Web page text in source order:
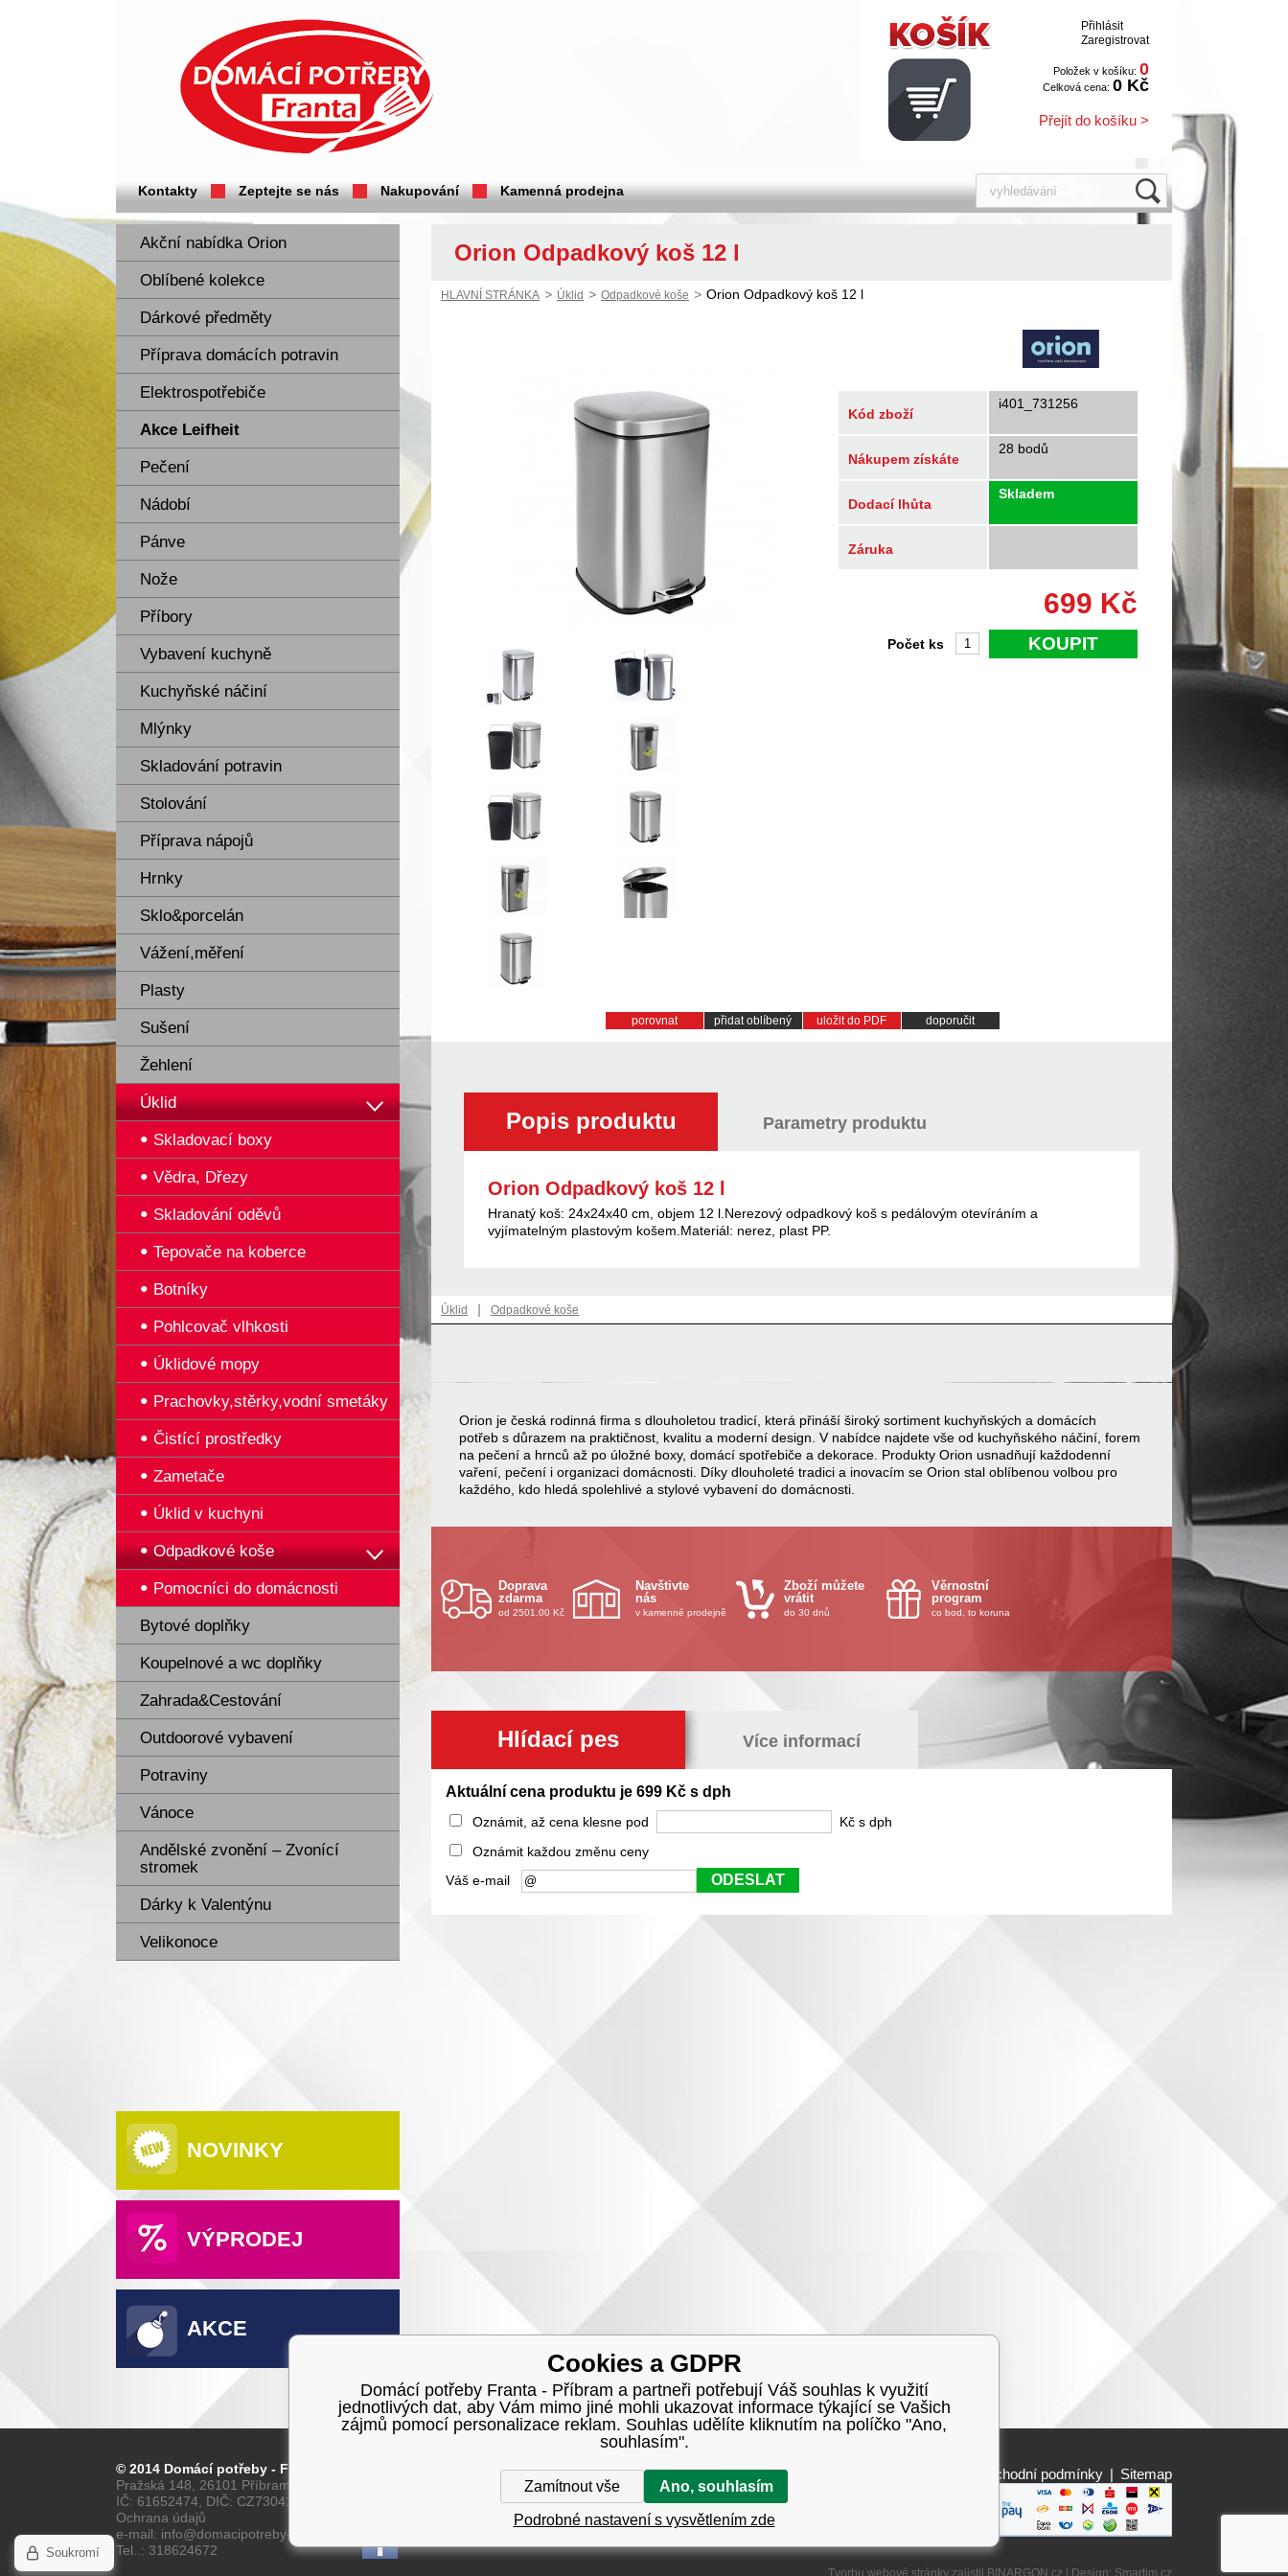
Přihlásit
Zaregistrovat
Položek v košíku: 0
Celková cena: 0 Kč
Přejít do košíku >
Kontakty Zeptejte se nás Nakupování Kamenná prodejna
Akční nabídka Orion
Oblíbené kolekce
Dárkové předměty
Příprava domácích potravin
Elektrospotřebiče
Akce Leifheit
Pečení
Nádobí
Pánve
Nože
Příbory
Vybavení kuchyně
Kuchyňské náčiní
Mlýnky
Skladování potravin
Stolování
Příprava nápojů
Hrnky
Sklo&porcelán
Vážení,měření
Plasty
Sušení
Žehlení
Úklid
Skladovací boxy
Vědra, Dřezy
Skladování oděvů
Tepovače na koberce
Botníky
Pohlcovač vlhkosti
Úklidové mopy
Prachovky,stěrky,vodní smetáky
Čistící prostředky
Zametače
Úklid v kuchyni
Odpadkové koše
Pomocníci do domácnosti
Bytové doplňky
Koupelnové a wc doplňky
Zahrada&Cestování
Outdoorové vybavení
Potraviny
Vánoce
Andělské zvonění – Zvonící
stromek
Dárky k Valentýnu
Velikonoce
NOVINKY
VÝPRODEJ
AKCE
Orion Odpadkový koš 12 l
HLAVNÍ STRÁNKA > Úklid > Odpadkové koše > Orion Odpadkový koš 12 l
Kód zboží
i401_731256
Nákupem získáte
28 bodů
Dodací lhůta
Skladem
Záruka
699 Kč
KOUPIT
Počet ks
porovnat přidat oblíbený uložit do PDF doporučit
Popis produktu Parametry produktu
Orion Odpadkový koš 12 l
Hranatý koš: 24x24x40 cm, objem 12 l.Nerezový odpadkový koš s pedálovým otevíráním a
vyjímatelným plastovým košem.Materiál: nerez, plast PP.
Úklid | Odpadkové koše
Orion je česká rodinná firma s dlouholetou tradicí, která přináší široký sortiment kuchyňských a domácích
potřeb s důrazem na praktičnost, kvalitu a moderní design. V nabídce najdete vše od kuchyňského náčiní, forem
na pečení a hrnců až po úložné boxy, domácí spotřebiče a dekorace. Produkty Orion usnadňují každodenní
vaření, pečení i organizaci domácnosti. Díky dlouholeté tradici a inovacím se Orion stal oblíbenou volbou pro
každého, kdo hledá spolehlivé a stylové vybavení do domácnosti.
Doprava
zdarma
od 2501.00 Kč
Navštivte
nás
v kamenné prodejně
Zboží můžete
vrátit
do 30 dnů
Věrnostní
program
co bod, to koruna
Hlídací pes Více informací
Aktuální cena produktu je 699 Kč s dph
Oznámit, až cena klesne pod
Kč s dph
Oznámit každou změnu ceny
Váš e-mail
ODESLAT
© 2014 Domácí potřeby - Franta
Pražská 148, 26101 Příbram
IČ: 61652474, DIČ: CZ7304160028
Ochrana údajů
e-mail: info@domacipotreby-franta.cz
Tel..: 318624672
Obchodní podmínky | Sitemap
Tvorbu webové stránky zajistil BINARGON.cz | Design: Smartim.cz
Cookies a GDPR
Domácí potřeby Franta - Příbram a partneři potřebují Váš souhlas k využití
jednotlivých dat, aby Vám mimo jiné mohli ukazovat informace týkající se Vašich
zájmů pomocí personalizace reklam. Souhlas udělíte kliknutím na políčko "Ano,
souhlasím".
Zamítnout vše Ano, souhlasím
Podrobné nastavení s vysvětlením zde
Soukromí